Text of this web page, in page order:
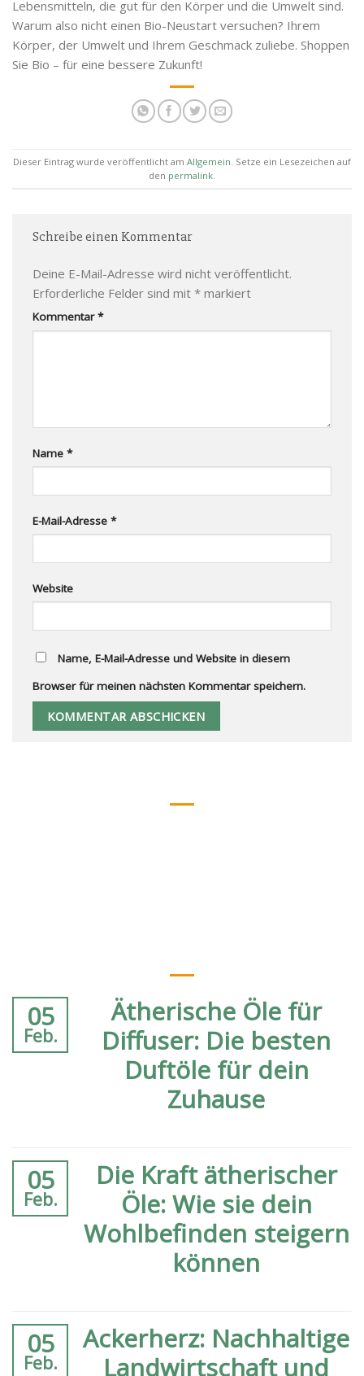
Lebensmitteln, die gut für den Körper und die Umwelt sind.
Warum also nicht einen Bio-Neustart versuchen? Ihrem
Körper, der Umwelt und Ihrem Geschmack zuliebe. Shoppen
Sie Bio – für eine bessere Zukunft!
Dieser Eintrag wurde veröffentlicht am Allgemein . Setze ein Lesezeichen auf
den permalink
Schreibe einen Kommentar
Deine E-Mail-Adresse wird nicht veröffentlicht.
Erforderliche Felder sind mit * markiert
Kommentar*
Name *
E-Mail-Adresse *
Website
Name, E-Mail-Adresse und Website in diesem
Browser für meinen nächsten Kommentar speichern.
05
Feb.
Ätherische Öle für
Diffuser: Die besten
Duftöle für dein
Zuhause
05
Feb.
Die Kraft ätherischer
Öle: Wie sie dein
Wohlbefinden steigern
können
05
Feb.
Ackerherz: Nachhaltige
Landwirtschaft und